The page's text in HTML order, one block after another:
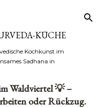
KÜCHE
Kochkunst im
Sadhana in
Waldviertel 💡 –
oder Rückzug.